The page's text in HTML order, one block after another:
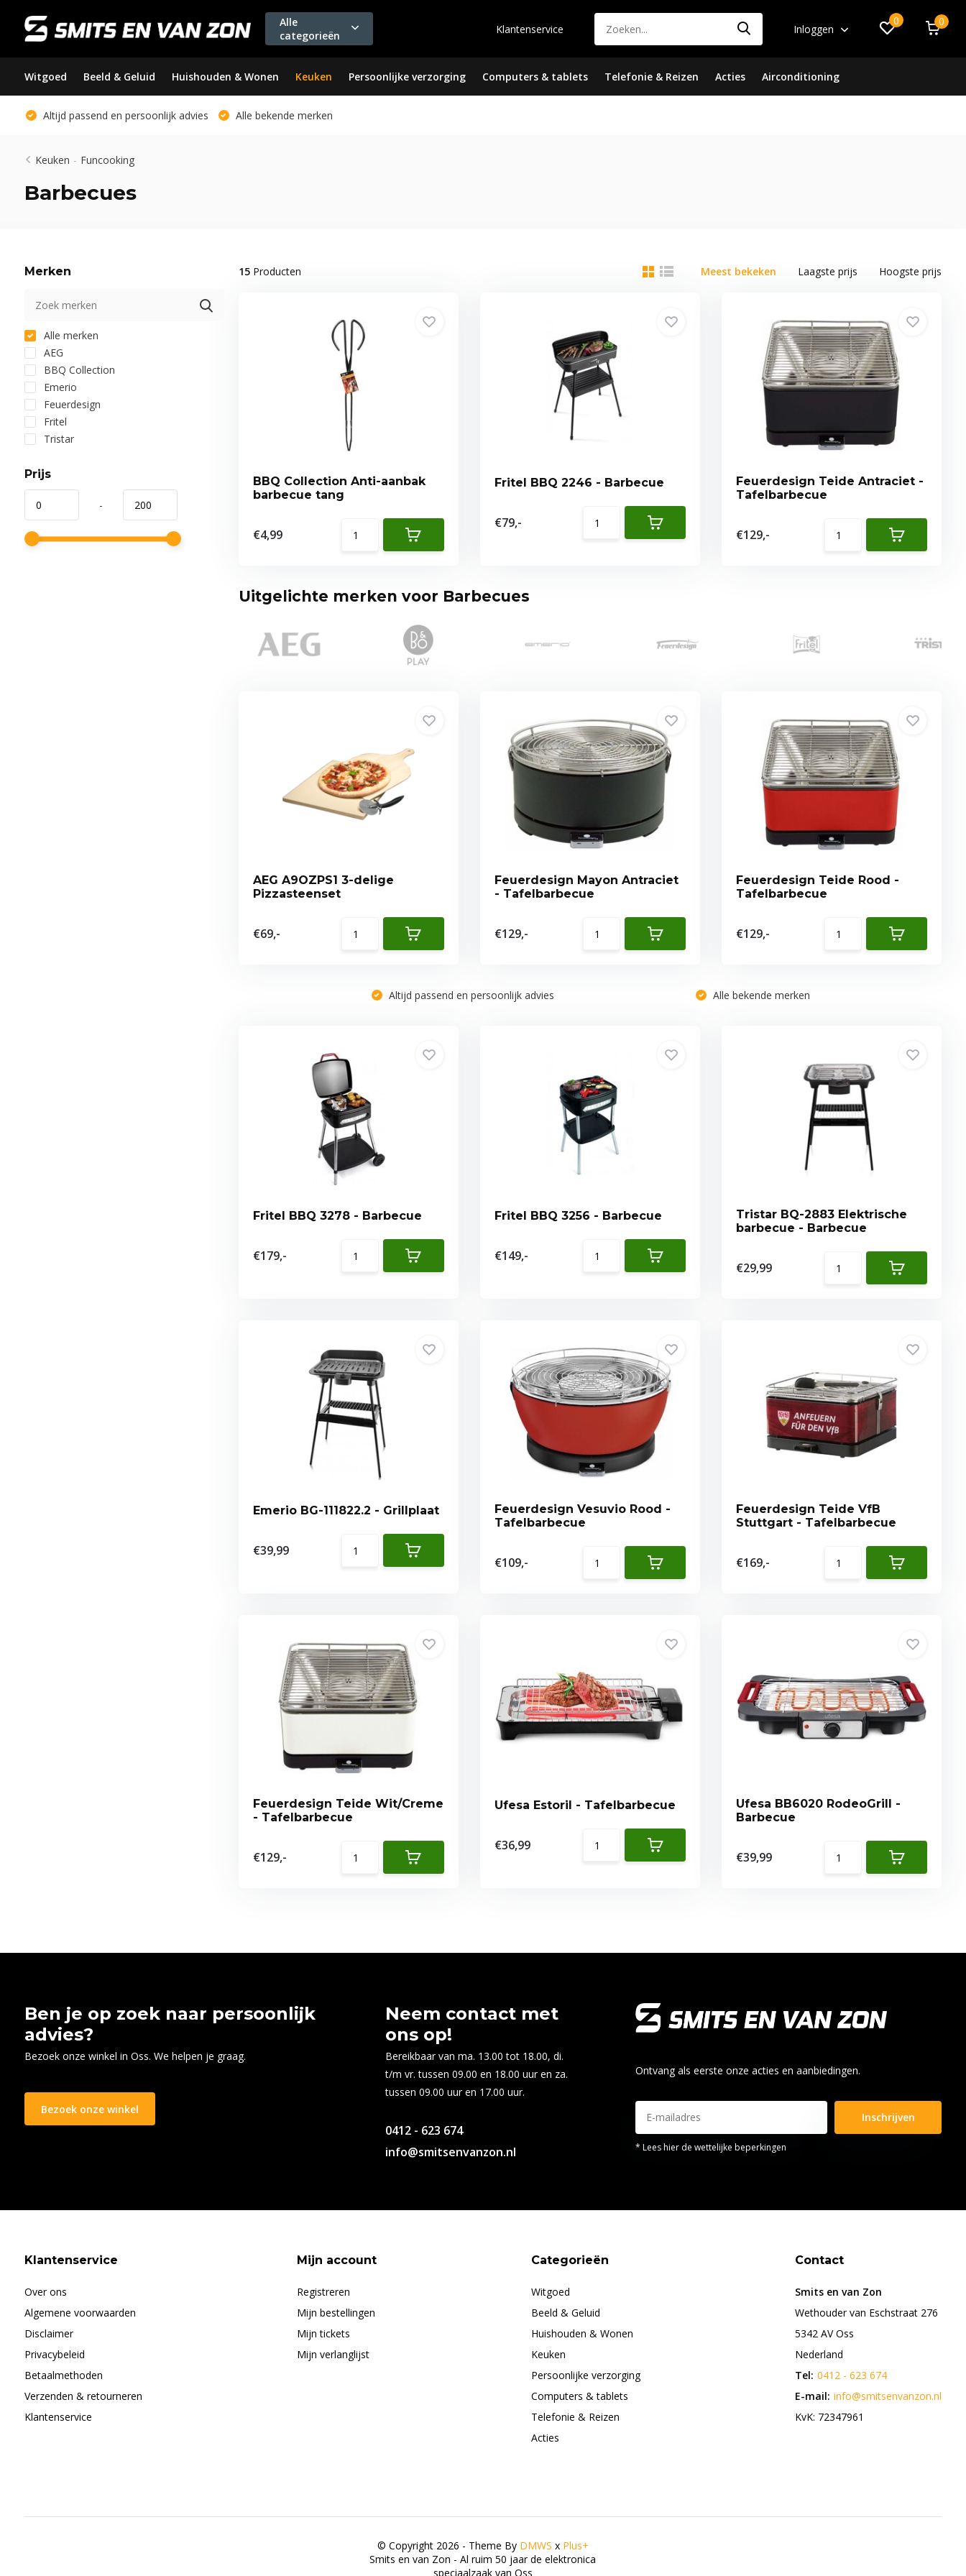
Alle
categorieën
Klantenservice Inloggen
0 0
Witgoed Beeld & Geluid Huishouden & Wonen Keuken Persoonlijke verzorging Computers & tablets Telefonie & Reizen Acties Airconditioning
Altijd passend en persoonlijk advies Alle bekende merken
Keuken - Funcooking
Barbecues
Merken
Alle merken
AEG
BBQ Collection
Emerio
Feuerdesign
Fritel
Tristar
Prijs
-
15Producten Meest bekeken Laagste prijs Hoogste prijs
BBQ Collection Anti-aanbak
barbecue tang
€4,99
Fritel BBQ 2246 - Barbecue
€79,-
Feuerdesign Teide Antraciet -
Tafelbarbecue
€129,-
Uitgelichte merken voor Barbecues
AEG A9OZPS1 3-delige
Pizzasteenset
€69,-
Feuerdesign Mayon Antraciet
- Tafelbarbecue
€129,-
Feuerdesign Teide Rood -
Tafelbarbecue
€129,-
Altijd passend en persoonlijk advies Alle bekende merken
Fritel BBQ 3278 - Barbecue
€179,-
Fritel BBQ 3256 - Barbecue
€149,-
Tristar BQ-2883 Elektrische
barbecue - Barbecue
€29,99
Emerio BG-111822.2 - Grillplaat
€39,99
Feuerdesign Vesuvio Rood -
Tafelbarbecue
€109,-
Feuerdesign Teide VfB
Stuttgart - Tafelbarbecue
€169,-
Feuerdesign Teide Wit/Creme
- Tafelbarbecue
€129,-
Ufesa Estoril - Tafelbarbecue
€36,99
Ufesa BB6020 RodeoGrill -
Barbecue
€39,99
Ben je op zoek naar persoonlijk
advies?
Bezoek onze winkel in Oss. We helpen je graag.
Bezoek onze winkel
Neem contact met
ons op!
Bereikbaar van ma. 13.00 tot 18.00, di.
t/m vr. tussen 09.00 en 18.00 uur en za.
tussen 09.00 uur en 17.00 uur.
0412 - 623 674
info@smitsenvanzon.nl
Ontvang als eerste onze acties en aanbiedingen.
Inschrijven
* Lees hier de wettelijke beperkingen
Klantenservice
Over ons
Algemene voorwaarden
Disclaimer
Privacybeleid
Betaalmethoden
Verzenden & retourneren
Klantenservice
Mijn account
Registreren
Mijn bestellingen
Mijn tickets
Mijn verlanglijst
Categorieën
Witgoed
Beeld & Geluid
Huishouden & Wonen
Keuken
Persoonlijke verzorging
Computers & tablets
Telefonie & Reizen
Acties
Contact
Smits en van Zon
Wethouder van Eschstraat 276
5342 AV Oss
Nederland
Tel: 0412 - 623 674
E-mail: info@smitsenvanzon.nl
KvK: 72347961
© Copyright 2026 - Theme By DMWS x Plus+
Smits en van Zon - Al ruim 50 jaar de elektronica
speciaalzaak van Oss